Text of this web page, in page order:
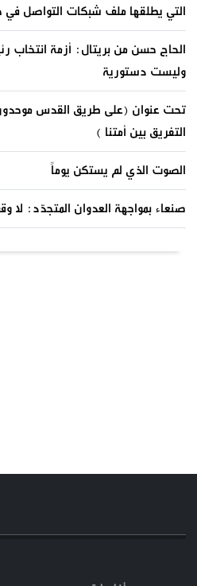
التي يطلقها ملف شبكات التواصل في
الحاج حسن من بريتال: أزمة انتخاب
وليست دستورية
تحت عنوان (على طريق القدس موحدون
التفريق بين أمتنا )
الصوت الذي لم يستكن يوماً
صنعاء بمواجهة العدوان المتجدّد: لا